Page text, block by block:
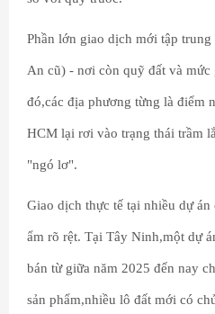
Phần lớn giao dịch mới tập
An cũ) - nơi còn quỹ đất và mức
đó,các địa phương từng là điểm
HCM lại rơi vào trạng thái trầm
"ngó lơ".
Giao dịch thực tế tại nhiều dự
ẩm rõ rệt. Tại Tây Ninh,một dự
bán từ giữa năm 2025 đến nay
sản phẩm,nhiều lô đất mới có